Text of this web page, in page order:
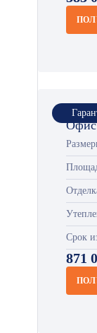
Срок
871